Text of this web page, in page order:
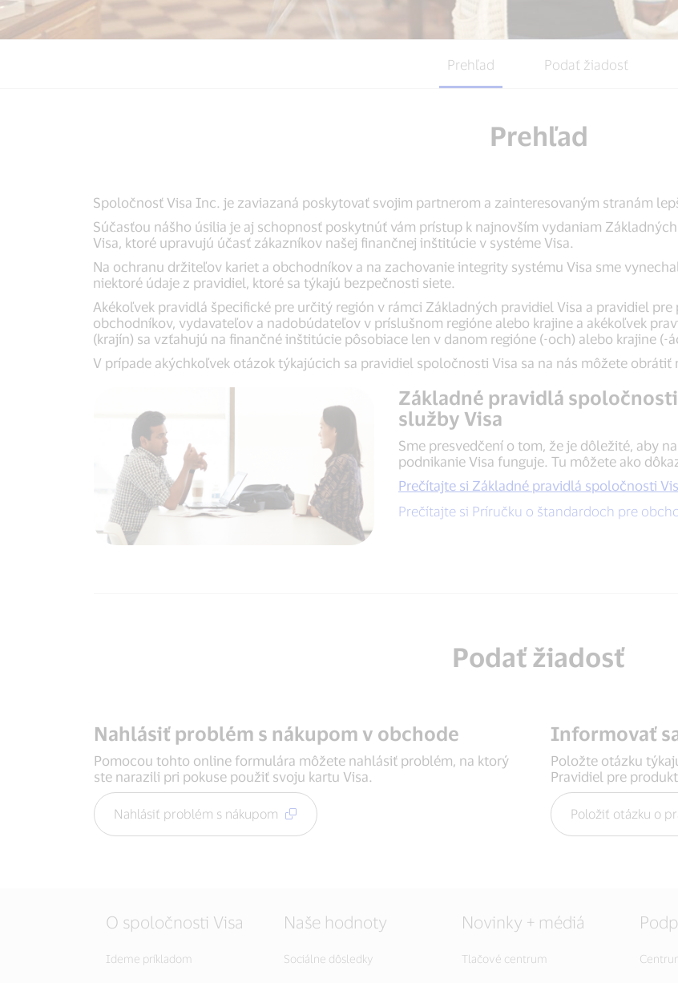
Prehľad Podať žiadosť
Prehľad
Spoločnosť Visa Inc. je zaviazaná poskytovať svojim partnerom a zainteresovaným stranám
Súčasťou nášho úsilia je aj schopnosť poskytnúť vám prístup k najnovším vydaniam
Visa, ktoré upravujú účasť zákazníkov našej finančnej inštitúcie v systéme Visa.
Na ochranu držiteľov kariet a obchodníkov a na zachovanie integrity systému Visa sme
niektoré údaje z pravidiel, ktoré sa týkajú bezpečnosti siete.
Akékoľvek pravidlá špecifické pre určitý región v rámci Základných pravidiel Visa a pravidiel
obchodníkov, vydavateľov a nadobúdateľov v príslušnom regióne alebo krajine a akékoľvek
(krajín) sa vzťahujú na finančné inštitúcie pôsobiace len v danom regióne (-och) alebo krajine (-
V prípade akýchkoľvek otázok týkajúcich sa pravidiel spoločnosti Visa sa na nás môžete obrátiť
Základné pravidlá
služby Visa
Sme presvedčení o tom, že je dôležité, aby
podnikanie Visa funguje. Tu môžete ako
Prečítajte si Základné pravidlá spoločnosti
Prečítajte si Príručku o štandardoch pre
Podať žiadosť
Nahlásiť problém s nákupom v obchode
Pomocou tohto online formulára môžete nahlásiť problém, na ktorý
ste narazili pri pokuse použiť svoju kartu Visa.
Nahlásiť problém s nákupom
Informovať
Položte otázku
Pravidiel pre
Položiť otázku o
O spoločnosti Visa
Ideme príkladom
Naše hodnoty
Sociálne dôsledky
Novinky + médiá
Tlačové centrum